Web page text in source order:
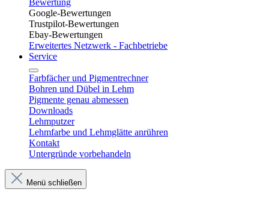
Bewertung
Google-Bewertungen
Trustpilot-Bewertungen
Ebay-Bewertungen
Erweitertes Netzwerk - Fachbetriebe
Service
Farbfächer und Pigmentrechner
Bohren und Dübel in Lehm​
Pigmente genau abmessen
Downloads
Lehmputzer
Lehmfarbe und Lehmglätte anrühren
Kontakt
Untergründe vorbehandeln
Menü schließen